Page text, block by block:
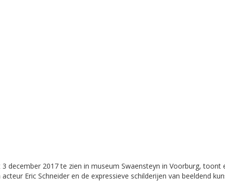
2017 te zien in museum Swaensteyn in Voorburg,
Eric Schneider en de expressieve schilderijen van beeldend